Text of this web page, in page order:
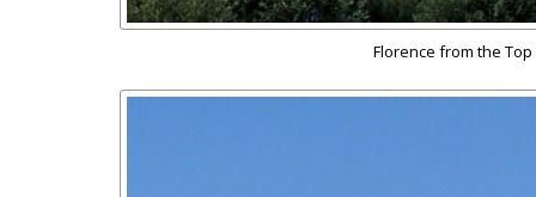
Florence from the Top